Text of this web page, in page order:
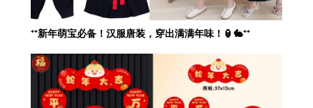
**新年萌宝必备！汉服唐装，穿出满满年味！🏮🐇**